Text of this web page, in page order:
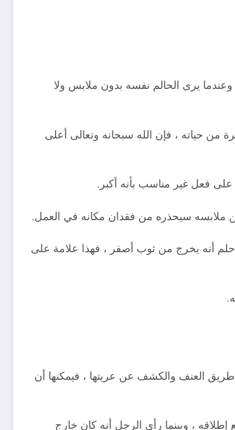
يرى الحالم نفسه بدون ملابس ولا
حياته ، فإن الله سبحانه وتعالى أعلى
فعل غير مناسب بأنه أكبر.
ملابسه سيحذره من فقدان مكانه في العمل.
حلم أنه يخرج من ثوب أصفر ، فهذا علامة على
العنف والكشف عن عريتها ، فيمكنها أن
، وبينما رأى الرجل أنه كان خارج